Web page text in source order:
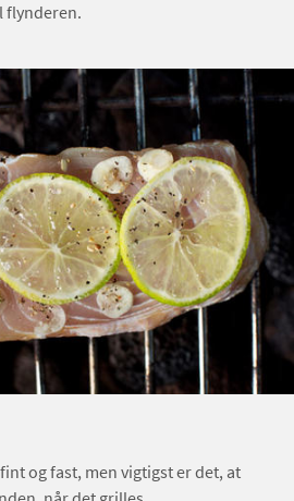
flynderen.
og fast, men vigtigst er det, at